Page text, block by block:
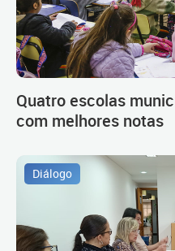
Quatro escolas
com melhores notas
Diálogo